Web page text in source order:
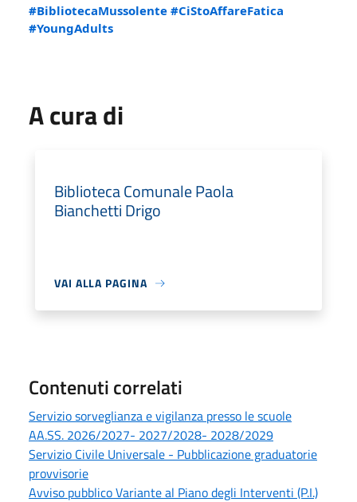
#BibliotecaMussolente #CiStoAffareFatica
#YoungAdults
A cura di
Biblioteca Comunale Paola
Bianchetti Drigo
VAI ALLA PAGINA
Contenuti correlati
Servizio sorveglianza e vigilanza presso le scuole
AA.SS. 2026/2027- 2027/2028- 2028/2029
Servizio Civile Universale - Pubblicazione graduatorie
provvisorie
Avviso pubblico Variante al Piano degli Interventi (P.I.)